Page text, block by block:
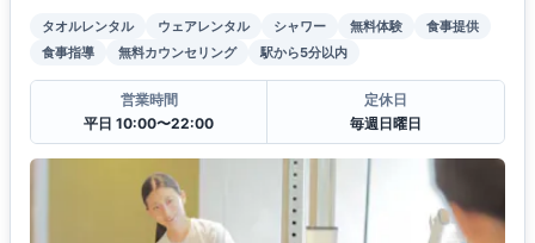
タオルレンタル ウェアレンタル シャワー 無料体験
食事提供
食事指導
無料カウンセリング 駅から5分以内
営業時間
平日 10:00〜22:00
定休日
毎週日曜日